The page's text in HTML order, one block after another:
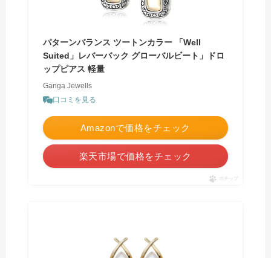
パターンバランス ツートンカラー 「Well
Suited」レバーバック グローバルビート」ドロ
ップピアス 軽量
Ganga Jewells
口コミを見る
Amazonで価格をチェック
楽天市場で価格をチェック
ポチップ